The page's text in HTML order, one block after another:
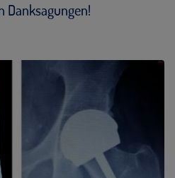
Danksagungen!